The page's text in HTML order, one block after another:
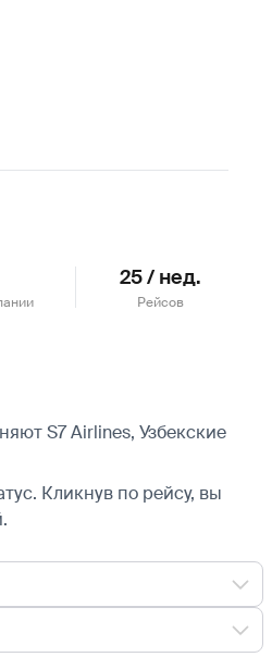
25 / нед.
Рейсов
S7 Airlines, Узбекские
Кликнув по рейсу, вы